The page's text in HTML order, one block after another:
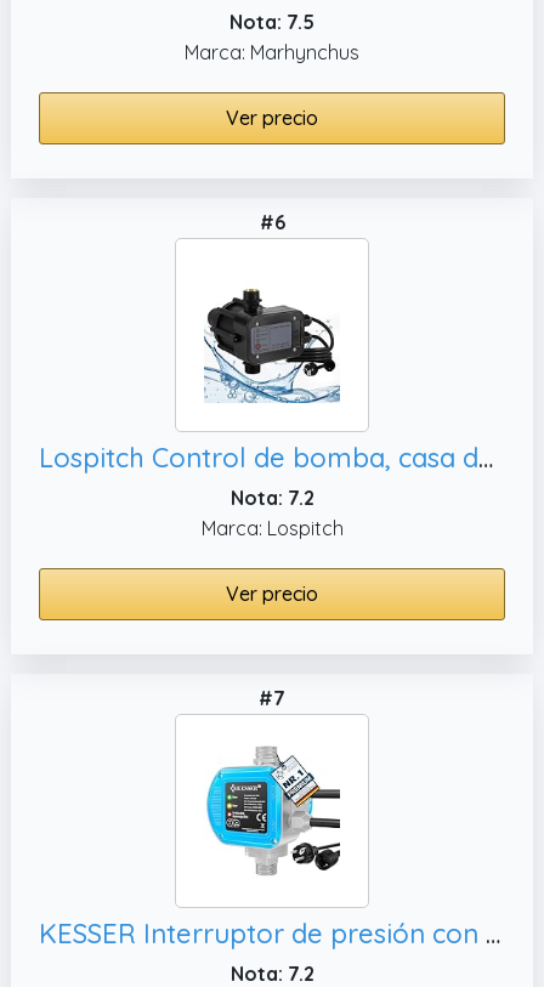
Nota: 7.5
Marca: Marhynchus
Ver precio
#6
Lospitch Control de bomba, casa de jardín
Nota: 7.2
Marca: Lospitch
Ver precio
#7
KESSER Interruptor de presión con regulador de presión, encendido y
Nota: 7.2